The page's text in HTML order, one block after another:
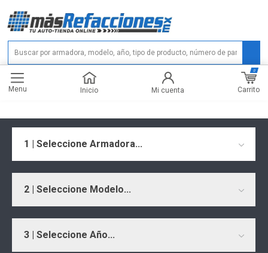
Menu Inicio Mi cuenta Carrito
0
1 | Seleccione Armadora...
2 | Seleccione Modelo...
3 | Seleccione Año...